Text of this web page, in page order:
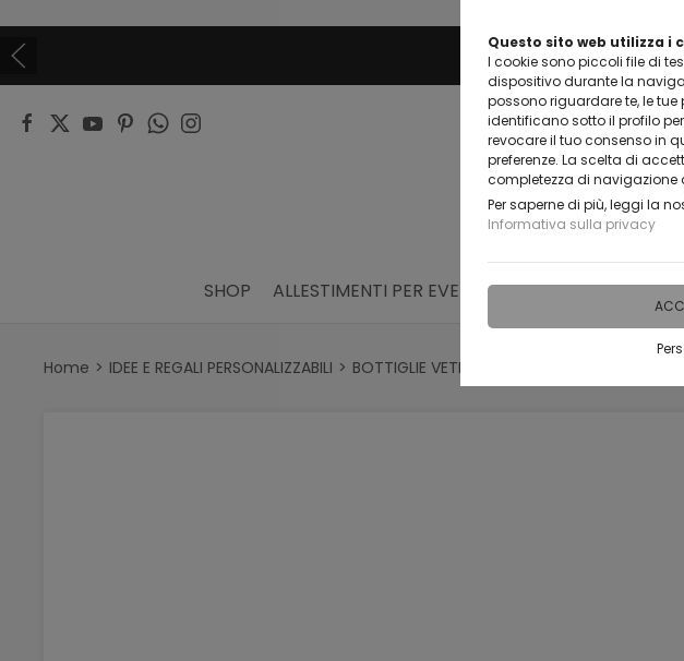
Questo sito web utilizza i
I cookie sono piccoli file di
dispositivo durante la
possono riguardare te, le tue
identificano sotto il profilo
revocare il tuo consenso in
preferenze. La scelta di
completezza di navigazione
Per saperne di più, leggi la
Informativa sulla privacy
SHOP ALLESTIMENTI PER EVENTI IDEE
Home IDEE E REGALI PERSONALIZZABILI BOTTIGLIE VETRO PERSONALIZZATE